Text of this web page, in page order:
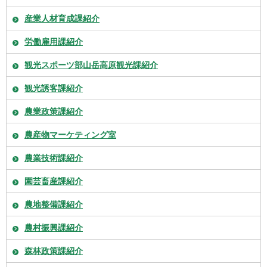
産業人材育成課紹介
労働雇用課紹介
観光スポーツ部山岳高原観光課紹介
観光誘客課紹介
農業政策課紹介
農産物マーケティング室
農業技術課紹介
園芸畜産課紹介
農地整備課紹介
農村振興課紹介
森林政策課紹介